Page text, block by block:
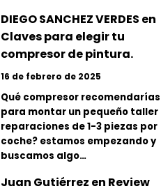
DIEGO SANCHEZ VERDES en
Claves para elegir tu
compresor de pintura.
16 de febrero de 2025
Qué compresor recomendarías
para montar un pequeño taller
reparaciones de 1-3 piezas por
coche? estamos empezando y
buscamos algo…
Juan Gutiérrez en Review